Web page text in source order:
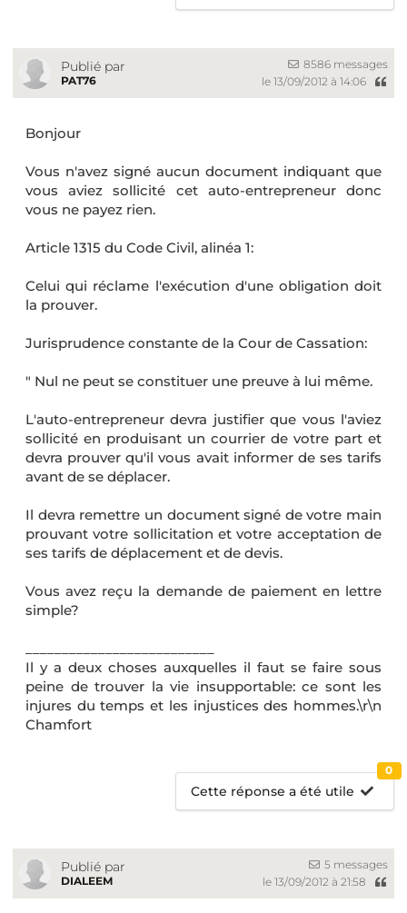
Publié par
PAT76
8586 messages
le 13/09/2012 à 14:06
Bonjour
Vous n'avez signé aucun document indiquant que
vous aviez sollicité cet auto-entrepreneur donc
vous ne payez rien.
Article 1315 du Code Civil, alinéa 1:
Celui qui réclame l'exécution d'une obligation doit
la prouver.
Jurisprudence constante de la Cour de Cassation:
" Nul ne peut se constituer une preuve à lui même.
L'auto-entrepreneur devra justifier que vous l'aviez
sollicité en produisant un courrier de votre part et
devra prouver qu'il vous avait informer de ses tarifs
avant de se déplacer.
Il devra remettre un document signé de votre main
prouvant votre sollicitation et votre acceptation de
ses tarifs de déplacement et de devis.
Vous avez reçu la demande de paiement en lettre
simple?
Il y a deux choses auxquelles il faut se faire sous
peine de trouver la vie insupportable: ce sont les
injures du temps et les injustices des hommes.\r\n
Chamfort
Cette réponse a été utile
0
Publié par
DIALEEM
5 messages
le 13/09/2012 à 21:58